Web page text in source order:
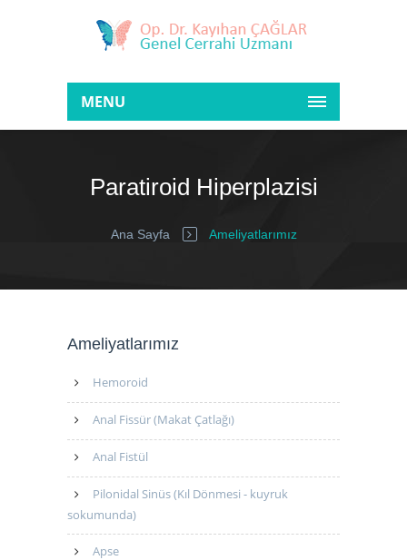
MENU
Paratiroid Hiperplazisi
Ana Sayfa Ameliyatlarımız
Ameliyatlarımız
Hemoroid
Anal Fissür (Makat Çatlağı)
Anal Fistül
Pilonidal Sinüs (Kıl Dönmesi - kuyruk
sokumunda)
Apse